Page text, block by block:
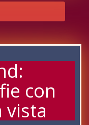
con
vista